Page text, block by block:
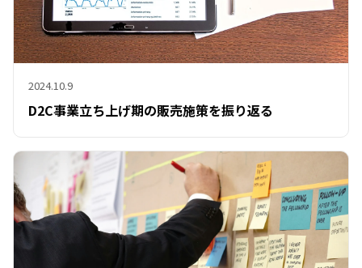
2024.10.9
D2C事業立ち上げ期の販売施策を振り返る